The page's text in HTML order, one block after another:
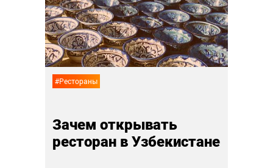
#Рестораны
Зачем открывать
ресторан в Узбекистане